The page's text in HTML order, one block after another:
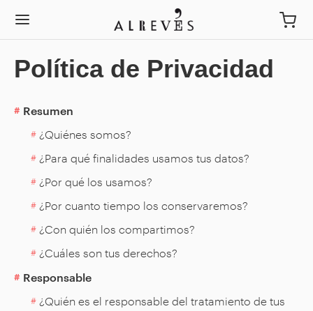
Política de Privacidad
Resumen
¿Quiénes somos?
¿Para qué finalidades usamos tus datos?
¿Por qué los usamos?
¿Por cuanto tiempo los conservaremos?
¿Con quién los compartimos?
¿Cuáles son tus derechos?
Responsable
¿Quién es el responsable del tratamiento de tus